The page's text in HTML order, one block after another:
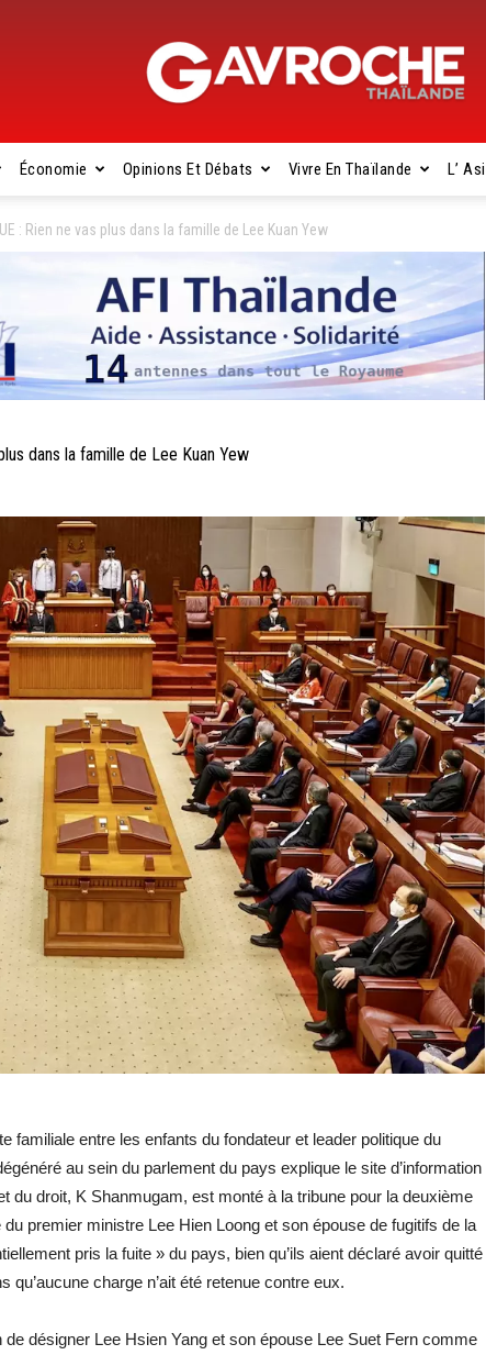
Gavroche
Thaïlande
Économie Opinions Et Débats Vivre En Thaïlande L’
: Rien ne vas plus dans la famille de Lee Kuan Yew
dans la famille de Lee Kuan Yew
familiale entre les enfants du fondateur et leader politique du
au sein du parlement du pays explique le site d’information
du droit, K Shanmugam, est monté à la tribune pour la deuxième
premier ministre Lee Hien Loong et son épouse de fugitifs de la
pris la fuite » du pays, bien qu’ils aient déclaré avoir quitté
charge n’ait été retenue contre eux.
désigner Lee Hsien Yang et son épouse Lee Suet Fern comme